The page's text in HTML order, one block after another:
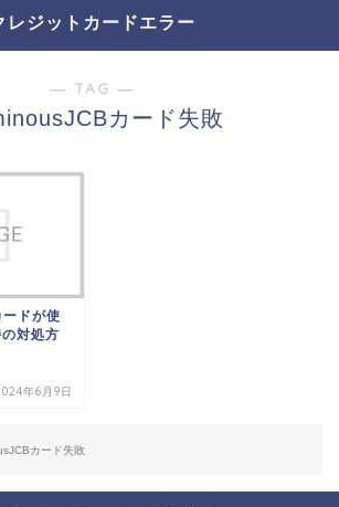
レジットカードエラー
― TAG ―
カード失敗
ドが使
対処方
年6月9日
カード失敗